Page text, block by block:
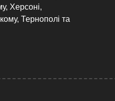
Херсоні,
Тернополі та